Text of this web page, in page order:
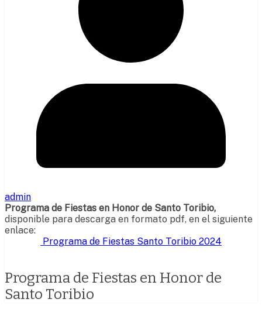
admin
Programa de Fiestas en Honor de Santo Toribio,
disponible para descarga en formato pdf, en el siguiente
enlace:
Programa de Fiestas Santo Toribio 2024
Programa de Fiestas en Honor de
Santo Toribio